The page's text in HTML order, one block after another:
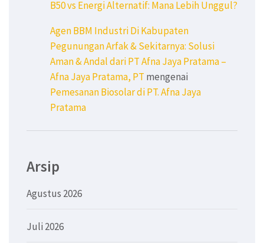
B50 vs Energi Alternatif: Mana Lebih Unggul?
Agen BBM Industri Di Kabupaten
Pegunungan Arfak & Sekitarnya: Solusi
Aman & Andal dari PT Afna Jaya Pratama –
Afna Jaya Pratama, PT mengenai
Pemesanan Biosolar di PT. Afna Jaya
Pratama
Arsip
Agustus 2026
Juli 2026